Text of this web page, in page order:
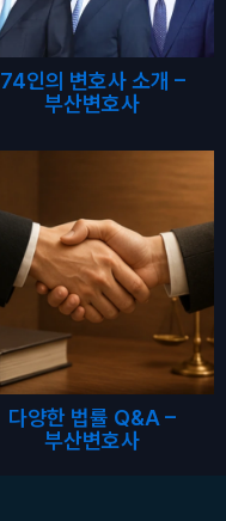
74인의 변호사 소개 –
부산변호사
다양한 법률 Q&A –
부산변호사